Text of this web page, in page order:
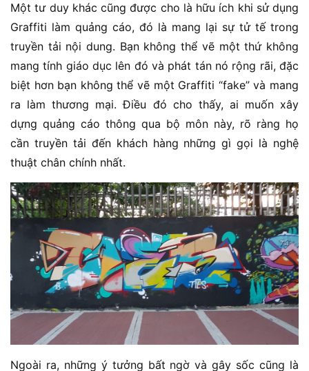
Một tư duy khác cũng được cho là hữu ích khi sử dụng
Graffiti làm quảng cáo, đó là mang lại sự tử tế trong
truyền tải nội dung. Bạn không thể vẽ một thứ không
mang tính giáo dục lên đó và phát tán nó rộng rãi, đặc
biệt hơn bạn không thể vẽ một Graffiti “fake” và mang
ra làm thương mại. Điều đó cho thấy, ai muốn xây
dựng quảng cáo thông qua bộ môn này, rõ ràng họ
cần truyền tải đến khách hàng những gì gọi là nghệ
thuật chân chính nhất.
Ngoài ra, những ý tưởng bất ngờ và gây sốc cũng là